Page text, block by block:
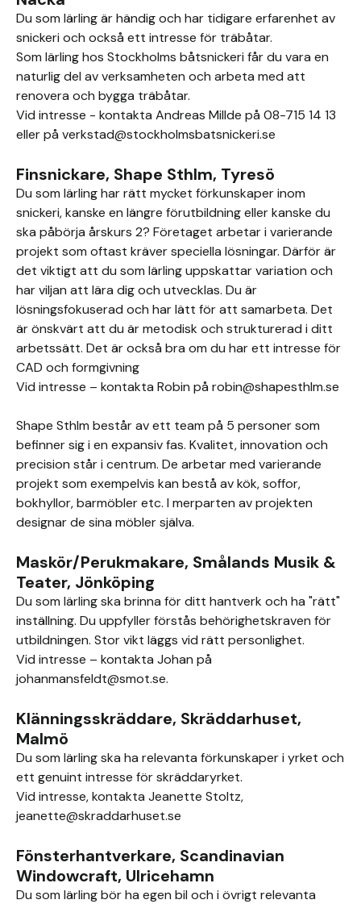
Du som lärling är händig och har tidigare erfarenhet av
snickeri och också ett intresse för träbåtar.
Som lärling hos Stockholms båtsnickeri får du vara en
naturlig del av verksamheten och arbeta med att
renovera och bygga träbåtar.
Vid intresse - kontakta Andreas Millde på 08-715 14 13
eller på verkstad@stockholmsbatsnickeri.se
Finsnickare, Shape Sthlm, Tyresö
Du som lärling har rätt mycket förkunskaper inom
snickeri, kanske en längre förutbildning eller kanske du
ska påbörja årskurs 2? Företaget arbetar i varierande
projekt som oftast kräver speciella lösningar. Därför är
det viktigt att du som lärling uppskattar variation och
har viljan att lära dig och utvecklas. Du är
lösningsfokuserad och har lätt för att samarbeta. Det
är önskvärt att du är metodisk och strukturerad i ditt
arbetssätt. Det är också bra om du har ett intresse för
CAD och formgivning
Vid intresse – kontakta Robin på robin@shapesthlm.se
Shape Sthlm består av ett team på 5 personer som
befinner sig i en expansiv fas. Kvalitet, innovation och
precision står i centrum. De arbetar med varierande
projekt som exempelvis kan bestå av kök, soffor,
bokhyllor, barmöbler etc. I merparten av projekten
designar de sina möbler själva.
Maskör/Perukmakare, Smålands Musik &
Teater, Jönköping
Du som lärling ska brinna för ditt hantverk och ha "rätt"
inställning. Du uppfyller förstås behörighetskraven för
utbildningen. Stor vikt läggs vid rätt personlighet.
Vid intresse – kontakta Johan på
johanmansfeldt@smot.se.
Klänningsskräddare, Skräddarhuset,
Malmö
Du som lärling ska ha relevanta förkunskaper i yrket och
ett genuint intresse för skräddaryrket.
Vid intresse, kontakta Jeanette Stoltz,
jeanette@skraddarhuset.se
Fönsterhantverkare, Scandinavian
Windowcraft, Ulricehamn
Du som lärling bör ha egen bil och i övrigt relevanta